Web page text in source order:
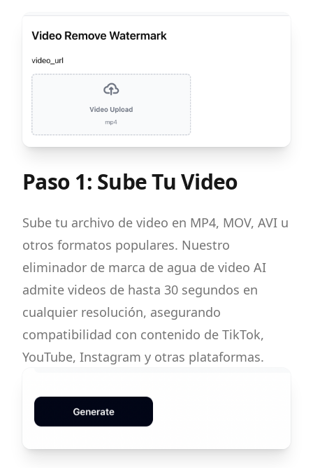
Paso 1: Sube Tu Video
Sube tu archivo de video en MP4, MOV, AVI u
otros formatos populares. Nuestro
eliminador de marca de agua de video AI
admite videos de hasta 30 segundos en
cualquier resolución, asegurando
compatibilidad con contenido de TikTok,
YouTube, Instagram y otras plataformas.